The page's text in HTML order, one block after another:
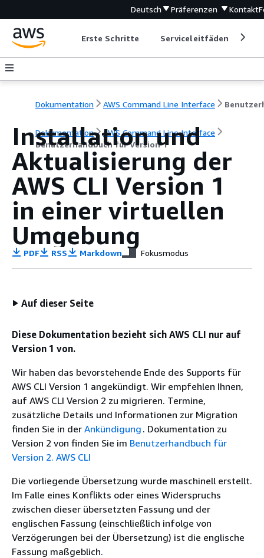
Deutsch Präferenzen Kontakt
Erste Schritte Serviceleitfäden
Dokumentation AWS Command Line Interface
Dokumentation
AWS Command Line Interface
Benutzerhandbuch für Version 1
Installation und
Aktualisierung der
AWS CLI Version 1
in einer virtuellen
Umgebung
PDF RSS Markdown Fokusmodus
Auf dieser Seite
Diese Dokumentation bezieht sich AWS CLI nur auf
Version 1 von.
Wir haben das bevorstehende Ende des Supports für
AWS CLI Version 1 angekündigt. Wir empfehlen Ihnen,
auf AWS CLI Version 2 zu migrieren. Termine,
zusätzliche Details und Informationen zur Migration
finden Sie in der Ankündigung . Dokumentation zu
Version 2 von finden Sie im Benutzerhandbuch für
Version 2. AWS CLI
Die vorliegende Übersetzung wurde maschinell erstellt.
Im Falle eines Konflikts oder eines Widerspruchs
zwischen dieser übersetzten Fassung und der
englischen Fassung (einschließlich infolge von
Verzögerungen bei der Übersetzung) ist die englische
Fassung maßgeblich.